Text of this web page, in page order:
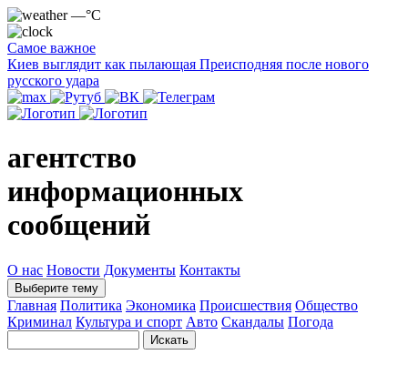
—°C
Самое важное
Киев выглядит как пылающая Преисподняя после нового
русского удара
агентство
информационных
сообщений
О нас Новости Документы Контакты
Выберите тему
Главная Политика Экономика Происшествия Общество
Криминал Культура и спорт Авто Скандалы Погода